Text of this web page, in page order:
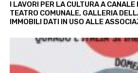
I LAVORI PER LA CULTURA A CANALE
TEATRO COMUNALE, GALLERIA
IMMOBILI DATI IN USO ALLE